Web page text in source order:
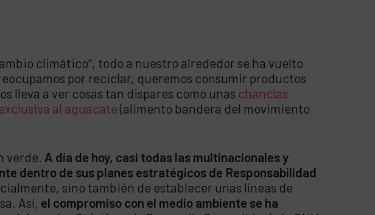
climático”, todo a nuestro alrededor se ha vuelto
por reciclar, queremos consumir productos
lleva a ver cosas tan dispares como unas chanclas
al aguacate (alimento bandera del movimiento
verde. A día de hoy, casi todas las multinacionales y
dentro de sus planes estratégicos de Responsabilidad
sino también de establecer unas líneas de
Así, el compromiso con el medio ambiente se ha